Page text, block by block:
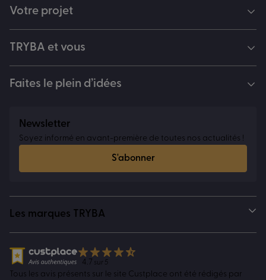
Votre projet
TRYBA et vous
Faites le plein d’idées
Newsletter
Soyez informé en avant-première de toutes nos actualités !
S'abonner
Les marques TRYBA
4.7 sur 5
Tous les avis présents sur le site Custplace ont été rédigés par